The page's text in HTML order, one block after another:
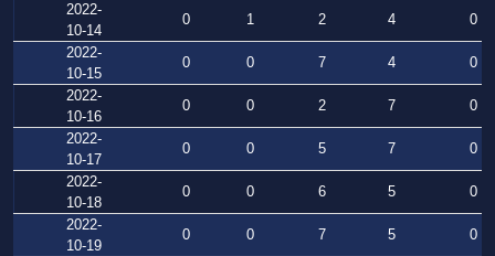
2022-
10-14
0 1 2 4
0
2022-
10-15
0 0 7 4
0
2022-
10-16
0 0 2 7
0
2022-
10-17
0 0 5 7
0
2022-
10-18
0 0 6 5
0
2022-
10-19
0 0 7 5
0